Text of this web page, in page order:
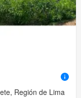
Región de Lima